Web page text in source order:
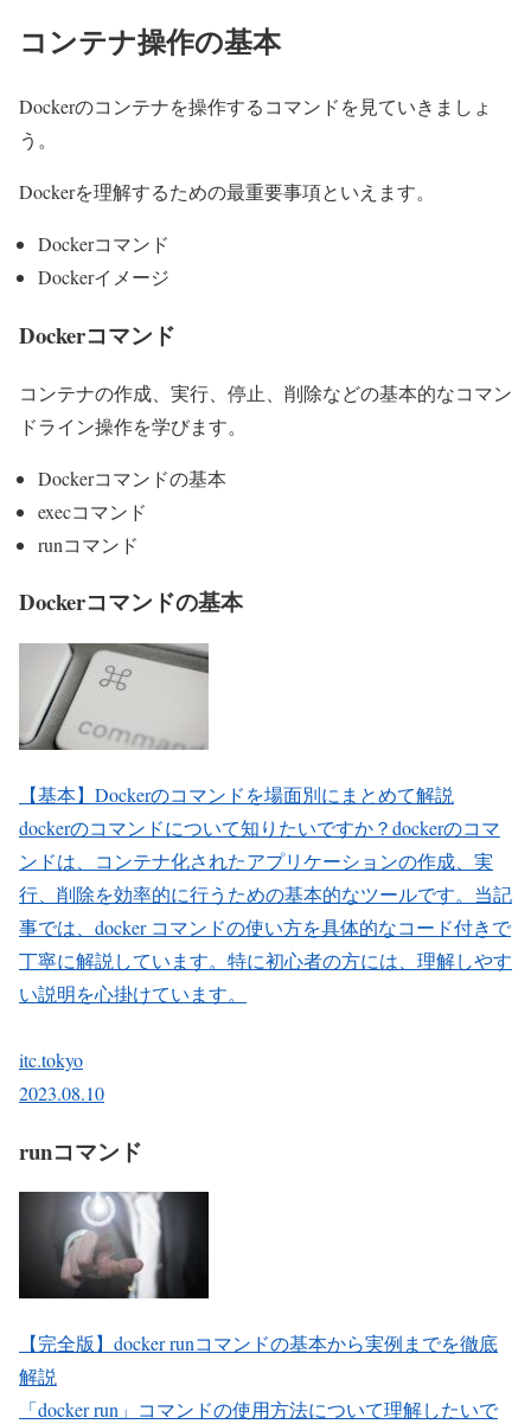
コンテナ操作の基本
Dockerのコンテナを操作するコマンドを見ていきましょ
う。
Dockerを理解するための最重要事項といえます。
Dockerコマンド
Dockerイメージ
Dockerコマンド
コンテナの作成、実行、停止、削除などの基本的なコマン
ドライン操作を学びます。
Dockerコマンドの基本
execコマンド
runコマンド
Dockerコマンドの基本
【基本】Dockerのコマンドを場面別にまとめて解説
dockerのコマンドについて知りたいですか？dockerのコマ
ンドは、コンテナ化されたアプリケーションの作成、実
行、削除を効率的に行うための基本的なツールです。当記
事では、docker コマンドの使い方を具体的なコード付きで
丁寧に解説しています。特に初心者の方には、理解しやす
い説明を心掛けています。
itc.tokyo
2023.08.10
runコマンド
【完全版】docker runコマンドの基本から実例までを徹底
解説
「docker run」コマンドの使用方法について理解したいで